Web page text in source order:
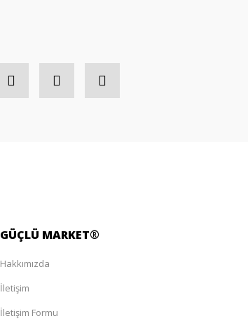
GÜÇLÜ MARKET®
Hakkımızda
İletişim
İletişim Formu